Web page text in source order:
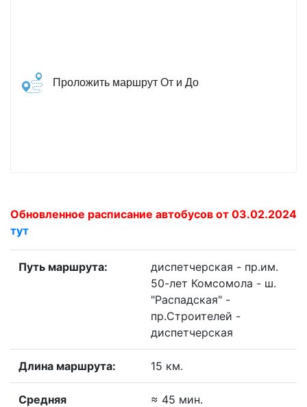
Проложить маршрут От и До
Обновленное расписание автобусов от 03.02.2024
тут
Путь маршрута:
диспетчерская - пр.им.
50-лет Комсомола - ш.
"Распадская" -
пр.Строителей -
диспетчерская
Длина маршрута: 15 км.
Средняя
≈ 45 мин.